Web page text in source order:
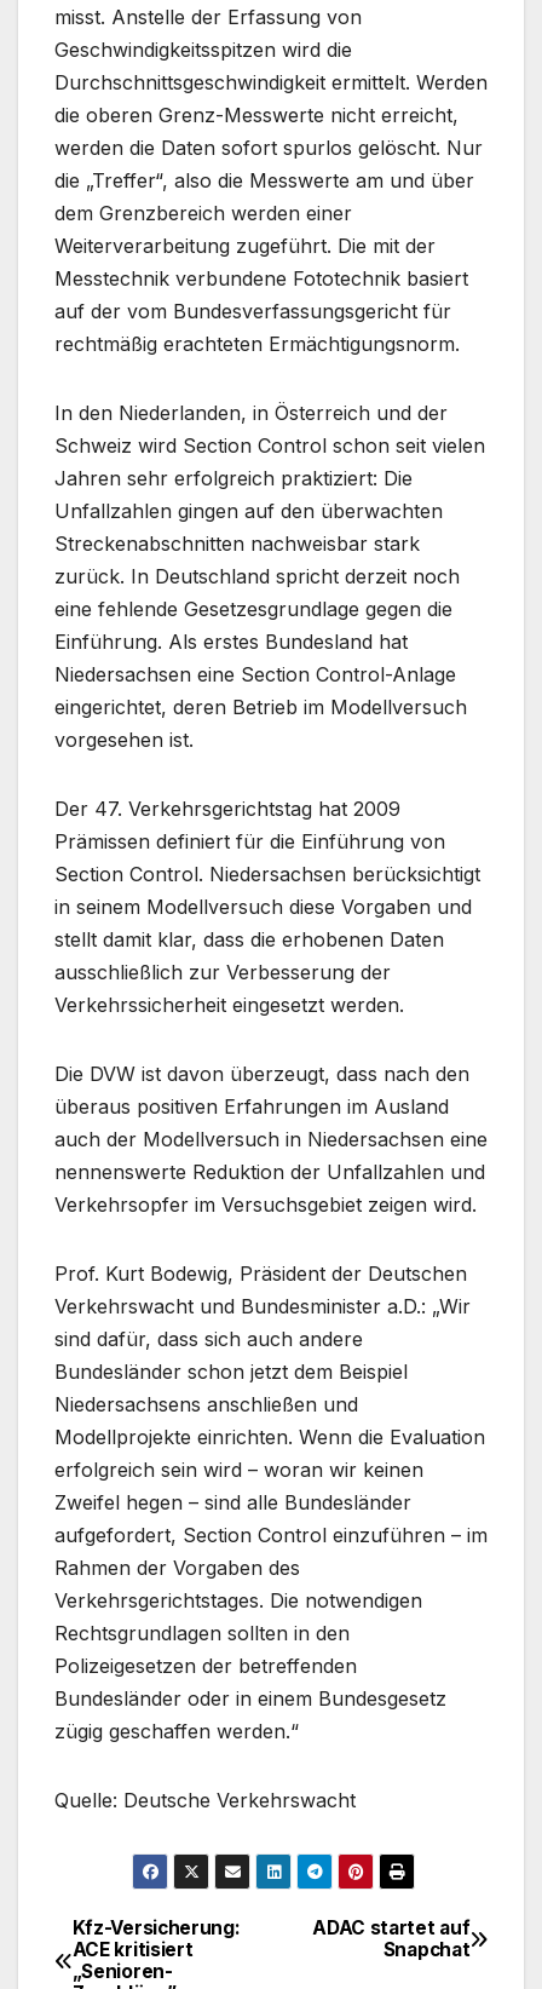
misst. Anstelle der Erfassung von
Geschwindigkeitsspitzen wird die
Durchschnittsgeschwindigkeit ermittelt. Werden
die oberen Grenz-Messwerte nicht erreicht,
werden die Daten sofort spurlos gelöscht. Nur
die „Treffer“, also die Messwerte am und über
dem Grenzbereich werden einer
Weiterverarbeitung zugeführt. Die mit der
Messtechnik verbundene Fototechnik basiert
auf der vom Bundesverfassungsgericht für
rechtmäßig erachteten Ermächtigungsnorm.
In den Niederlanden, in Österreich und der
Schweiz wird Section Control schon seit vielen
Jahren sehr erfolgreich praktiziert: Die
Unfallzahlen gingen auf den überwachten
Streckenabschnitten nachweisbar stark
zurück. In Deutschland spricht derzeit noch
eine fehlende Gesetzesgrundlage gegen die
Einführung. Als erstes Bundesland hat
Niedersachsen eine Section Control-Anlage
eingerichtet, deren Betrieb im Modellversuch
vorgesehen ist.
Der 47. Verkehrsgerichtstag hat 2009
Prämissen definiert für die Einführung von
Section Control. Niedersachsen berücksichtigt
in seinem Modellversuch diese Vorgaben und
stellt damit klar, dass die erhobenen Daten
ausschließlich zur Verbesserung der
Verkehrssicherheit eingesetzt werden.
Die DVW ist davon überzeugt, dass nach den
überaus positiven Erfahrungen im Ausland
auch der Modellversuch in Niedersachsen eine
nennenswerte Reduktion der Unfallzahlen und
Verkehrsopfer im Versuchsgebiet zeigen wird.
Prof. Kurt Bodewig, Präsident der Deutschen
Verkehrswacht und Bundesminister a.D.: „Wir
sind dafür, dass sich auch andere
Bundesländer schon jetzt dem Beispiel
Niedersachsens anschließen und
Modellprojekte einrichten. Wenn die Evaluation
erfolgreich sein wird – woran wir keinen
Zweifel hegen – sind alle Bundesländer
aufgefordert, Section Control einzuführen – im
Rahmen der Vorgaben des
Verkehrsgerichtstages. Die notwendigen
Rechtsgrundlagen sollten in den
Polizeigesetzen der betreffenden
Bundesländer oder in einem Bundesgesetz
zügig geschaffen werden.“
Quelle: Deutsche Verkehrswacht
Beitragsnavigation
ADAC startet auf
Snapchat
Kfz-Versicherung:
ACE kritisiert
„Senioren-